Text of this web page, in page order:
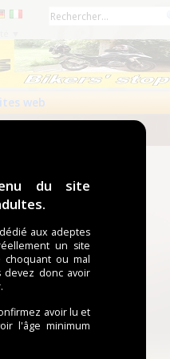
du site
aux adeptes
un site
ou mal
devez donc avoir
avoir lu et
l'âge minimum
web